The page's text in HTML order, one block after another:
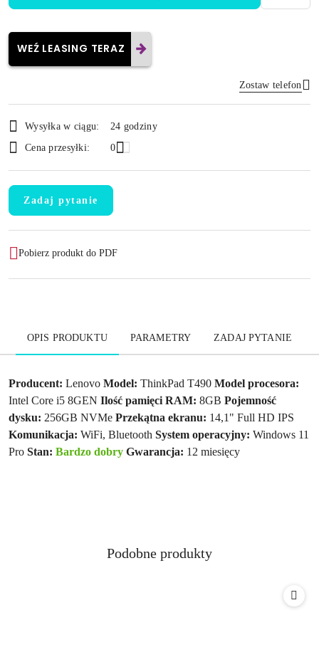
WEŹ LEASING TERAZ
Zostaw telefon
i
dostawa
Wysyłka w ciągu:
24 godziny
Cena przesyłki:
0
Zadaj pytanie
Pobierz produkt do PDF
OPIS PRODUKTU PARAMETRY ZADAJ PYTANIE
Producent: Lenovo Model: ThinkPad T490 Model procesora:
Intel Core i5 8GEN Ilość pamięci RAM: 8GB Pojemność
dysku: 256GB NVMe Przekątna ekranu: 14,1" Full HD IPS
Komunikacja: WiFi, Bluetooth System operacyjny: Windows 11
Pro Stan: Bardzo dobry Gwarancja: 12 miesięcy
Pomiń karuzelę produktów
Produkty
Podobne produkty